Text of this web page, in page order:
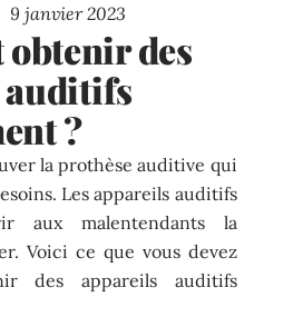
9 janvier 2023
des
?
la prothèse auditive qui
Les appareils auditifs
aux malentendants la
Voici ce que vous devez
des appareils auditifs